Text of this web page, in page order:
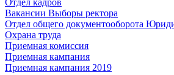
Вакансии Выборы ректора
Отдел общего документооборота
Охрана труда
Приемная комиссия
Приемная кампания
Приемная кампания 2019